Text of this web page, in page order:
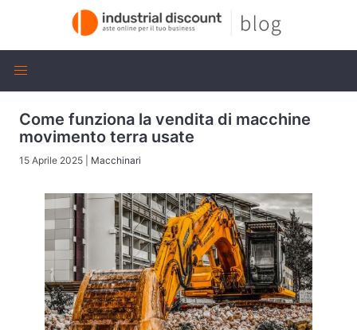
Come funziona la vendita di macchine
movimento terra usate
15 Aprile 2025 Macchinari